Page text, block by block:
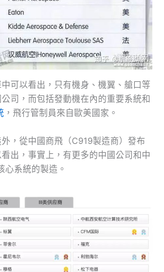
可以看出，只有機身、機翼、艙口等
司，而包括發動機在內的重要系統和
，飛行管制員來自歐美國家。
，從中國商飛（C919製造商）發布
出，事實上，有更多的中國公司和中
心系統的製造。